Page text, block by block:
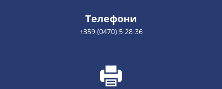
Телефони
+359 (0470) 5 28 36